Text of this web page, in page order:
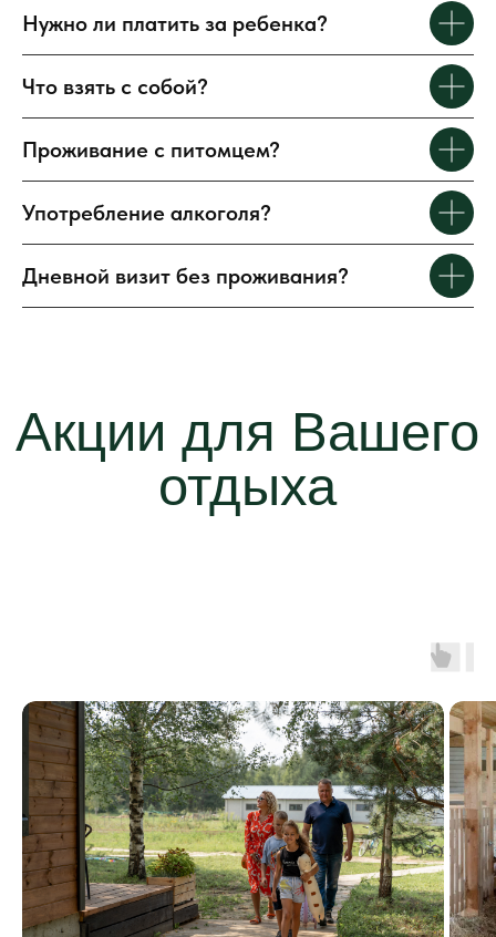
Нужно ли платить за ребенка?
Что взять с собой?
Проживание с питомцем?
Употребление алкоголя?
Дневной визит без проживания?
Социальные сети
info@dobrynino.com
© 2026 агро-туристический комплекс
"Усадьба Добрынино"
конфиденциальности
Договор публичной
оферты